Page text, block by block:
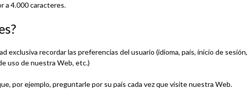
a 4.000 caracteres.
exclusiva recordar las preferencias del usuario (idioma, país, inicio de sesión,
uso de nuestra Web, etc.)
por ejemplo, preguntarle por su país cada vez que visite nuestra Web.